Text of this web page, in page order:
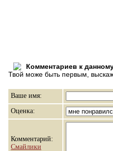
Комментариев к
Твой може быть первым,
Ваше имя:
Оценка:
Комментарий:
Смайлики